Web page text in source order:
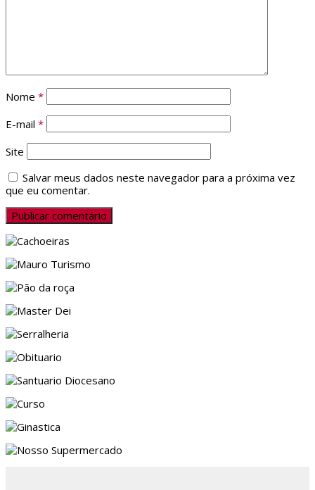
Nome *
E-mail *
Site
Salvar meus dados neste navegador para a próxima vez
que eu comentar.